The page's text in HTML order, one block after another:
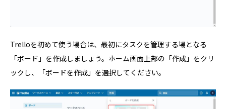
Trelloを初めて使う場合は、最初にタスクを管理する場となる
「ボード」を作成しましょう。ホーム画面上部の「作成」をクリ
ックし、「ボードを作成」を選択してください。